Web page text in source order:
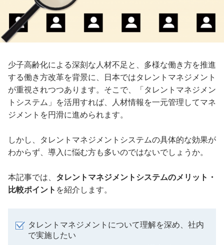
少子高齢化による深刻な人材不足と、多様な働き方を推進
する働き方改革を背景に、日本ではタレントマネジメント
が重視されつつあります。そこで、「タレントマネジメン
トシステム」を活用すれば、人材情報を一元管理してマネ
ジメントを円滑に進められます。
しかし、タレントマネジメントシステムの具体的な効果が
わからず、導入に悩む方も多いのではないでしょうか。
本記事では、 タレントマネジメントシステムのメリット・
比較ポイント を紹介します。
タレントマネジメントについて理解を深め、社内
で実施したい